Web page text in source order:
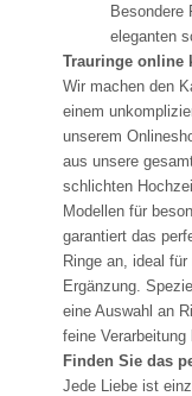
Besondere
eleganten
Trauringe online
Wir machen den
einem
unserem
aus unsere
schlichten
Modellen für
garantiert das
Ringe an, ideal
Ergänzung.
eine Auswahl an
feine Verarbeitung
Finden Sie das
Jede Liebe ist